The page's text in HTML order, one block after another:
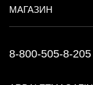
МАГАЗИН
8-800-505-8-205